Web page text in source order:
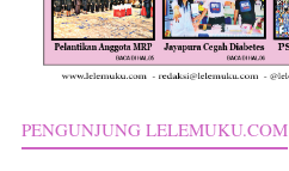
PENGUNJUNG LELEMUKU.COM